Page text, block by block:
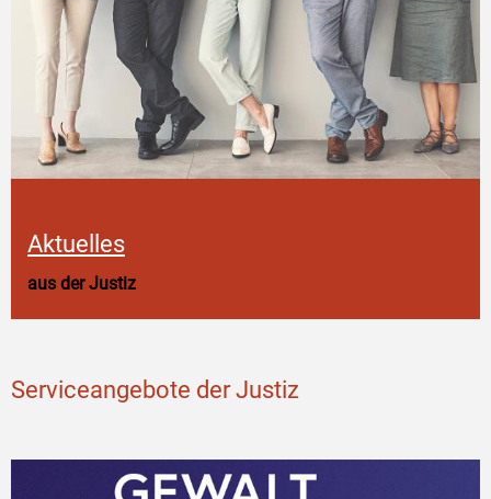
Aktuelles
aus der Justiz
Serviceangebote der Justiz